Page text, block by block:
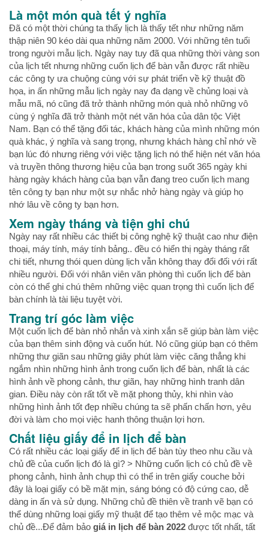
Là một món quà tết ý nghĩa
Đã có một thời chúng ta thấy lịch là thấy tết như những năm
thập niên 90 kéo dài qua những năm 2000. Với những tên tuổi
trong người mẫu lịch. Ngày nay tuy đã qua những thời vàng son
của lịch tết nhưng những cuốn lịch để bàn vẫn được rất nhiều
các công ty ưa chuộng cùng với sự phát triển về kỹ thuật đồ
họa, in ấn những mẫu lịch ngày nay đa dạng về chủng loại và
mẫu mã, nó cũng đã trở thành những món quà nhỏ những vô
cùng ý nghĩa đã trở thành một nét văn hóa của dân tộc Việt
Nam. Bạn có thể tặng đối tác, khách hàng của mình những món
quà khác, ý nghĩa và sang trọng, nhưng khách hàng chỉ nhớ về
bạn lúc đó nhưng riêng với việc tặng lịch nó thể hiện nét văn hóa
và truyền thông thương hiệu của bạn trong suốt 365 ngày khi
hàng ngày khách hàng của bạn vẫn đang treo cuốn lịch mang
tên công ty bạn như một sự nhắc nhở hàng ngày và giúp họ
nhớ lâu về công ty bạn hơn.
Xem ngày tháng và tiện ghi chú
Ngày nay rất nhiều các thiết bị công nghệ kỹ thuật cao như điện
thoại, máy tính, máy tính bảng.. đều có hiển thị ngày tháng rất
chi tiết, nhưng thói quen dùng lịch vẫn không thay đổi đối với rất
nhiều người. Đối với nhân viên văn phòng thì cuốn lịch để bàn
còn có thể ghi chú thêm những việc quan trọng thì cuốn lịch để
bàn chính là tài liệu tuyệt vời.
Trang trí góc làm việc
Một cuốn lịch để bàn nhỏ nhắn và xinh xắn sẽ giúp bàn làm việc
của bạn thêm sinh động và cuốn hút. Nó cũng giúp bạn có thêm
những thư giãn sau những giây phút làm việc căng thẳng khi
ngắm nhìn những hình ảnh trong cuốn lịch để bàn, nhất là các
hình ảnh về phong cảnh, thư giãn, hay những hình tranh dân
gian. Điều này còn rất tốt về mặt phong thủy, khi nhìn vào
những hình ảnh tốt đẹp nhiều chúng ta sẽ phấn chấn hơn, yêu
đời và làm cho mọi việc hanh thông thuận lợi hơn.
Chất liệu giấy để in lịch để bàn
Có rất nhiều các loại giấy để in lịch để bàn tùy theo nhu cầu và
chủ đề của cuốn lịch đó là gì? > Những cuốn lịch có chủ đề về
phong cảnh, hình ảnh chụp thì có thể in trên giấy couche bởi
đây là loại giấy có bề mặt mịn, sáng bóng có độ cứng cao, dễ
dàng in ấn và sử dụng. Những chủ đề thiên về tranh vẽ bạn có
thể dùng những loại giấy mỹ thuật để tạo thêm vẻ mộc mạc và
chủ đề...Để đảm bảo giá in lịch để bàn 2022 được tốt nhất, tất